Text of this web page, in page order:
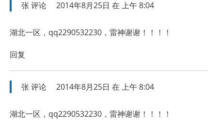
张 评论 2014年8月25日 在 上午 8:04
湖北一区，qq2290532230，雷神谢谢！！！！
回复
张 评论 2014年8月25日 在 上午 8:04
湖北一区，qq2290532230，雷神谢谢！！！！